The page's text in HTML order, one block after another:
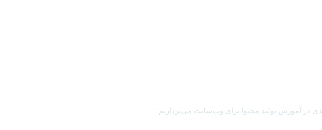
در آموزش تولید محتوا برای وب‌سایت می‌پردازیم: